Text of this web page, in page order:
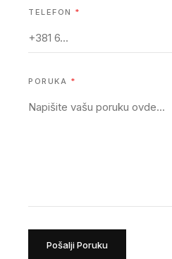
TELEFON *
PORUKA *
Pošalji Poruku